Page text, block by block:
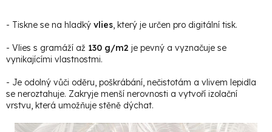
- Tiskne se na hladký vlies, který je určen pro digitální tisk.
- Vlies s gramáží až 130 g/m2 je pevný a vyznačuje se
vynikajícími vlastnostmi.
- Je odolný vůči oděru, poškrábání, nečistotám a vlivem lepidla
se neroztahuje. Zakryje menší nerovnosti a vytvoří izolační
vrstvu, která umožňuje stěně dýchat.